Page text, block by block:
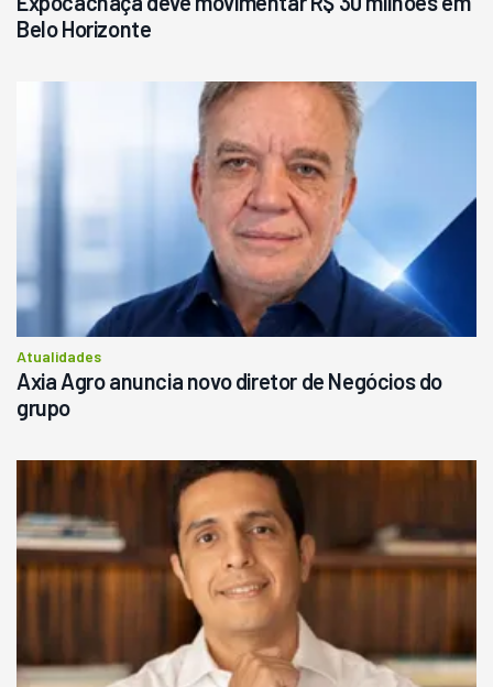
Belo Horizonte
Atualidades
Axia Agro anuncia novo diretor de Negócios do
grupo